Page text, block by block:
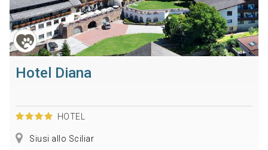
Hotel Diana
HOTEL
Siusi allo Sciliar